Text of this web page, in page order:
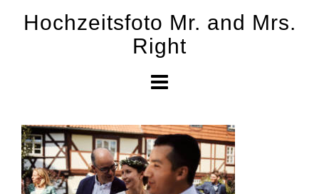
Hochzeitsfoto Mr. and Mrs.
Right